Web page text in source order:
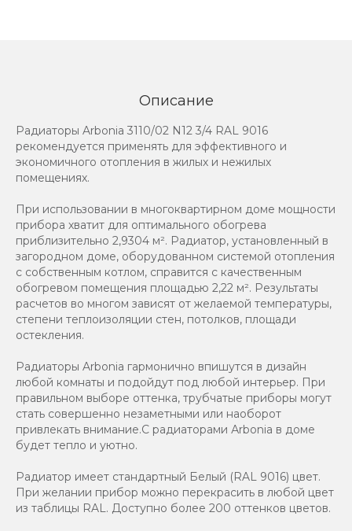
Описание
Радиаторы Arbonia 3110/02 N12 3/4 RAL 9016
рекомендуется применять для эффективного и
экономичного отопления в жилых и нежилых
помещениях.
При использовании в многоквартирном доме мощности
прибора хватит для оптимального обогрева
приблизительно 2,9304 м². Радиатор, установленный в
загородном доме, оборудованном системой отопления
с собственным котлом, справится с качественным
обогревом помещения площадью 2,22 м². Результаты
расчетов во многом зависят от желаемой температуры,
степени теплоизоляции стен, потолков, площади
остекления.
Радиаторы Arbonia гармонично впишутся в дизайн
любой комнаты и подойдут под любой интерьер. При
правильном выборе оттенка, трубчатые приборы могут
стать совершенно незаметными или наоборот
привлекать внимание.С радиаторами Аrbonia в доме
будет тепло и уютно.
Радиатор имеет стандартный Белый (RAL 9016) цвет.
При желании прибор можно перекрасить в любой цвет
из таблицы RAL. Доступно более 200 оттенков цветов.